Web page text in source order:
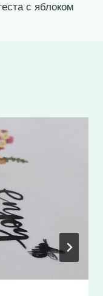
с яблоком